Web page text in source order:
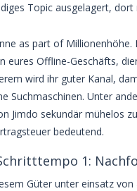
Topic ausgelagert,
as part of
eures Offline-Geschäfts,
wird ihr guter Kanal,
Suchmaschinen. Unter
Jimdo sekundär mühelos
bedeutend.
1:
Güter unter einsatz